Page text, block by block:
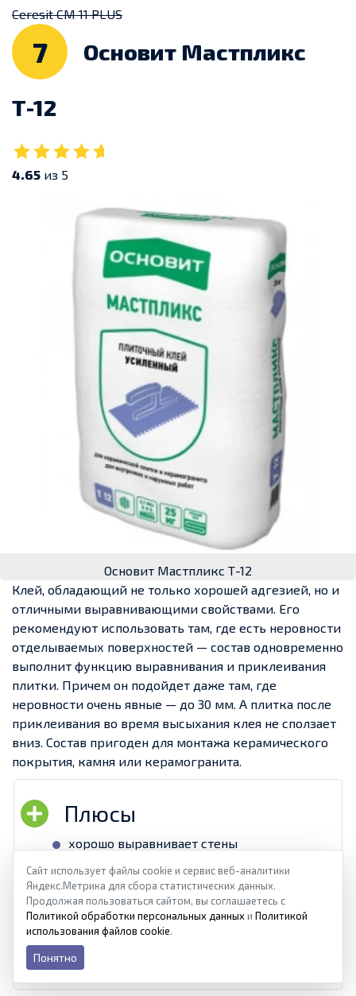
Ceresit CM 11 PLUS
7 Основит Мастпликс
Т-12
4.65 из 5
Основит Мастпликс Т-12
Клей, обладающий не только хорошей адгезией, но и
отличными выравнивающими свойствами. Его
рекомендуют использовать там, где есть неровности
отделываемых поверхностей — состав одновременно
выполнит функцию выравнивания и приклеивания
плитки. Причем он подойдет даже там, где
неровности очень явные — до 30 мм. А плитка после
приклеивания во время высыхания клея не сползает
вниз. Состав пригоден для монтажа керамического
покрытия, камня или керамогранита.
хорошо выравнивает стены
отличная адгезия
плитка не сползает вниз
невысокая стоимость
универсальный состав
Сайт использует файлы cookie и сервис веб-аналитики
Яндекс.Метрика для сбора статистических данных.
Продолжая пользоваться сайтом, вы соглашаетесь с
Политикой обработки персональных данных и Политикой
использования файлов cookie.
Понятно